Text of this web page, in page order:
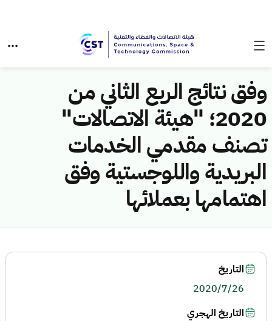
وفق نتائج الربع الثاني من
2020؛ "هيئة الاتصالات"
تصنف مقدمي الخدمات
البريدية واللوجستية وفق
اهتمامها بعملائها
التاريخ
2020/7/26
التاريخ الهجري